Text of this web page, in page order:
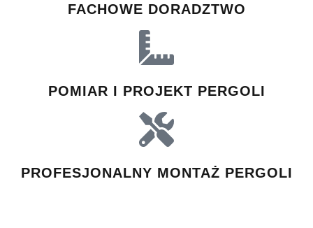
FACHOWE DORADZTWO
POMIAR I PROJEKT PERGOLI
PROFESJONALNY MONTAŻ PERGOLI